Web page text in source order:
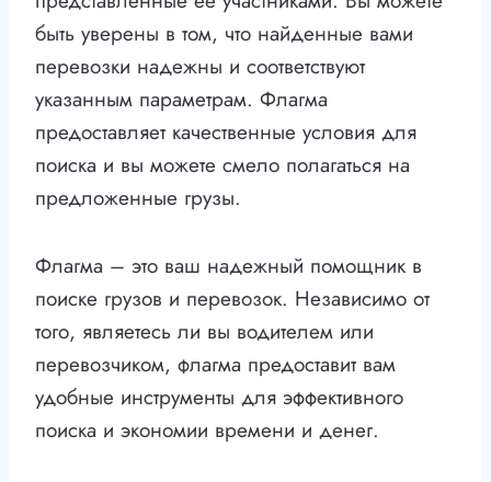
быть уверены в том, что найденные вами
перевозки надежны и соответствуют
указанным параметрам. Флагма
предоставляет качественные условия для
поиска и вы можете смело полагаться на
предложенные грузы.
Флагма – это ваш надежный помощник в
поиске грузов и перевозок. Независимо от
того, являетесь ли вы водителем или
перевозчиком, флагма предоставит вам
удобные инструменты для эффективного
поиска и экономии времени и денег.